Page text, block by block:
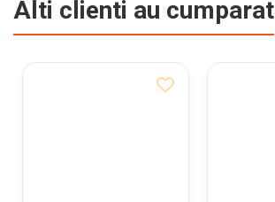
Alti clienti au cumparat